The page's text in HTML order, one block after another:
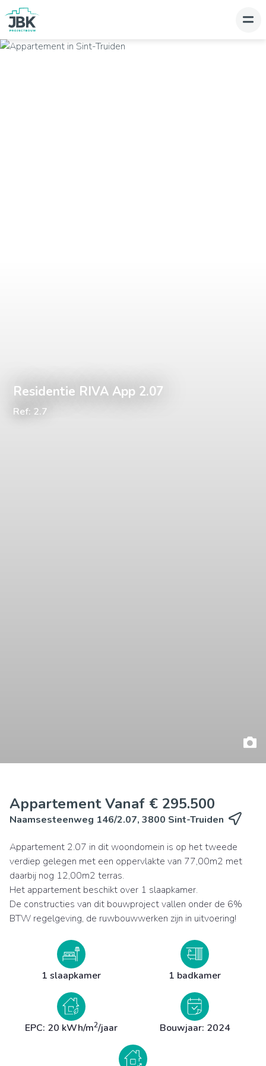
Residentie RIVA App 2.07
Ref: 2.7
Appartement Vanaf € 295.500
Naamsesteenweg 146/2.07, 3800 Sint-Truiden
Appartement 2.07 in dit woondomein is op het tweede
verdiep gelegen met een oppervlakte van 77,00m2 met
daarbij nog 12,00m2 terras.
Het appartement beschikt over 1 slaapkamer.
De constructies van dit bouwproject vallen onder de 6%
BTW regelgeving, de ruwbouwwerken zijn in uitvoering!
1 slaapkamer 1 badkamer
EPC: 20 kWh/m2/jaar Bouwjaar: 2024